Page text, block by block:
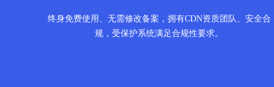
终身免费使用、无需修改备案，拥有CDN资质团队、安全合
规，受保护系统满足合规性要求。